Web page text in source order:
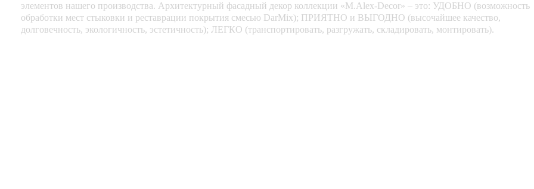
элементов нашего производства. Архитектурный фасадный декор коллекции «M.Alex-Decor» – это: УДОБНО (возможность
обработки мест стыковки и реставрации покрытия смесью DarMix); ПРИЯТНО и ВЫГОДНО (высочайшее качество,
долговечность, экологичность, эстетичность); ЛЕГКО (транспортировать, разгружать, складировать, монтировать).